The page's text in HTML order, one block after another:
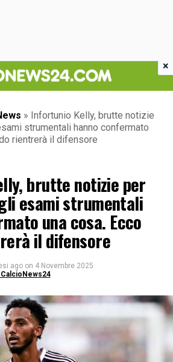
» Infortunio Kelly, brutte notizie
strumentali hanno confermato
rientrerà il difensore
brutte notizie per
esami strumentali
una cosa. Ecco
il difensore
ago on 4 Novembre 2025
×